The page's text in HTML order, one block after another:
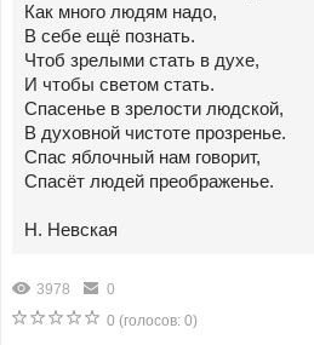
Как много людям надо,
В себе ещё познать.
Чтоб зрелыми стать в духе,
И чтобы светом стать.
Спасенье в зрелости людской,
В духовной чистоте прозренье.
Спас яблочный нам говорит,
Спасёт людей преображенье.
Н. Невская
3978
0
0 (голосов: 0)